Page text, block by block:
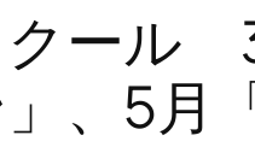
ール
、5月